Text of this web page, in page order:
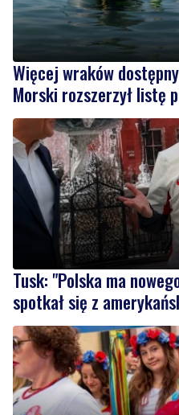
Więcej wraków
Morski rozszerzył listę
Tusk: "Polska ma
spotkał się z